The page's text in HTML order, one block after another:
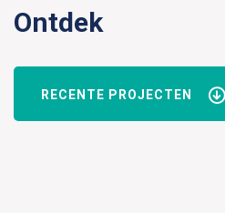
Ontdek
RECENTE PROJECTEN